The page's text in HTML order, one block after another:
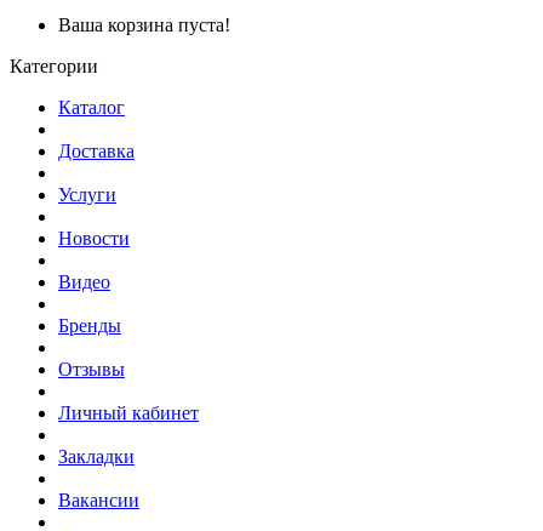
Ваша корзина пуста!
Категории
Каталог
Доставка
Услуги
Новости
Видео
Бренды
Отзывы
Личный кабинет
Закладки
Вакансии